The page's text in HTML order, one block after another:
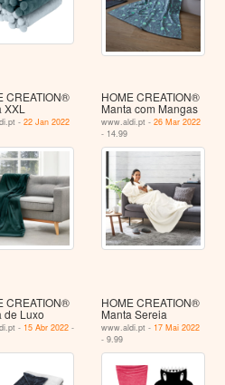
CREATION®
- 22 Jan 2022
HOME CREATION®
Manta com Mangas
www.aldi.pt -26 Mar 2022
- 14.99
CREATION®
de Luxo
- 15 Abr 2022-
HOME CREATION®
Manta Sereia
www.aldi.pt - 17 Mai 2022
- 9.99